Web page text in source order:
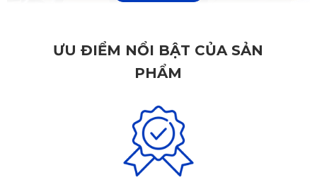
ƯU ĐIỂM NỔI BẬT CỦA SẢN
PHẨM